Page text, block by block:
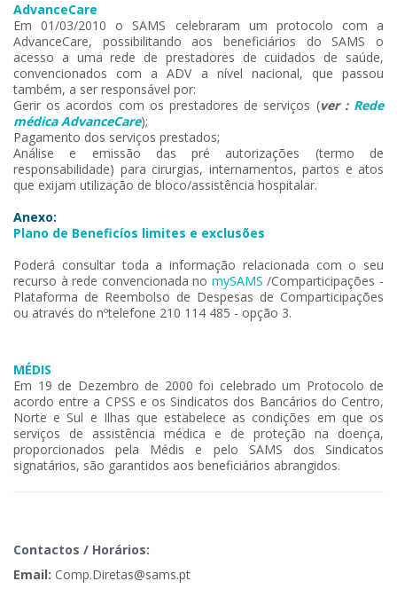
AdvanceCare
Em 01/03/2010 o SAMS celebraram um protocolo com a
AdvanceCare, possibilitando aos beneficiários do SAMS o
acesso a uma rede de prestadores de cuidados de saúde,
convencionados com a ADV a nível nacional, que passou
também, a ser responsável por:
Gerir os acordos com os prestadores de serviços (ver : Rede
médica AdvanceCare​);
Pagamento dos serviços prestados;
Análise e emissão das pré autorizações (termo de
responsabilidade) para cirurgias, internamentos, partos e atos
que exijam utilização de bloco/assistência hospitalar.
Anexo:
Plano de Beneficíos limites e exclusões​​
Poderá consultar toda a informação relacionada com o seu
recurso à rede convencionada no mySAMS /Comparticipações -
Plataforma de Reembolso de Despesas de Comparticipações
ou através do nºtelefone 210 114 485 - opção 3.
M​ÉDIS​
Em 19 de Dezembro de 2000 foi celebrado um Protocolo de
acordo entre a CPSS e os Sindicatos dos Bancários do Centro,
Norte e Sul e Ilhas que estabelece as condições em que os
serviços de assistência médica e de proteção na doença,
proporcionados pela Médis e pelo SAMS dos Sindicatos
signatários, são garantidos aos beneficiários abrangidos.
Contactos / Horários:
Email: Comp.Diretas@sams​.pt